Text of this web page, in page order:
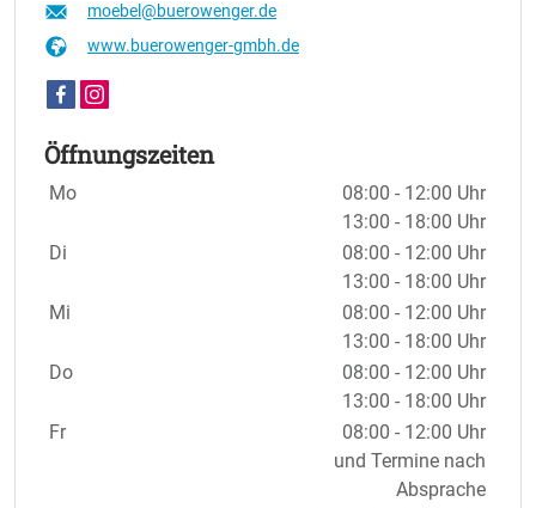
moebel@buerowenger.de
www.buerowenger-gmbh.de
Öffnungszeiten
Wochentage / Monate
Öffnungszeiten / Hinweise
Mo
08:00 - 12:00 Uhr
13:00 - 18:00 Uhr
Di
08:00 - 12:00 Uhr
13:00 - 18:00 Uhr
Mi
08:00 - 12:00 Uhr
13:00 - 18:00 Uhr
Do
08:00 - 12:00 Uhr
13:00 - 18:00 Uhr
Fr
08:00 - 12:00 Uhr
und Termine nach
Absprache